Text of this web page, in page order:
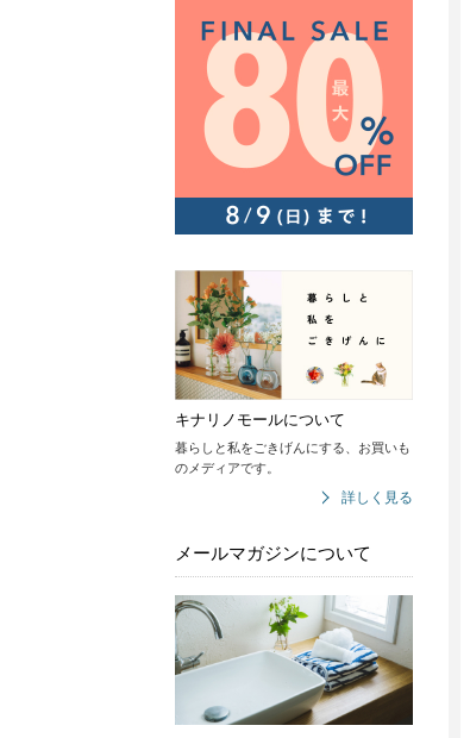
キナリノモールについて
暮らしと私をごきげんにする、お買いも
のメディアです。
詳しく見る
メールマガジンについて